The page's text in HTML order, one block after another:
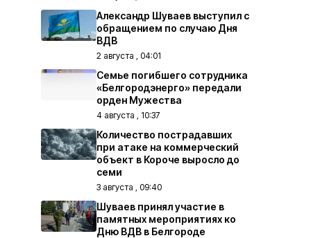
Александр Шуваев выступил с
обращением по случаю Дня
ВДВ
2 августа , 04:01
Семье погибшего сотрудника
«Белгородэнерго» передали
орден Мужества
4 августа , 10:37
Количество пострадавших
при атаке на коммерческий
объект в Короче выросло до
семи
3 августа , 09:40
Шуваев принял участие в
памятных мероприятиях ко
Дню ВДВ в Белгороде